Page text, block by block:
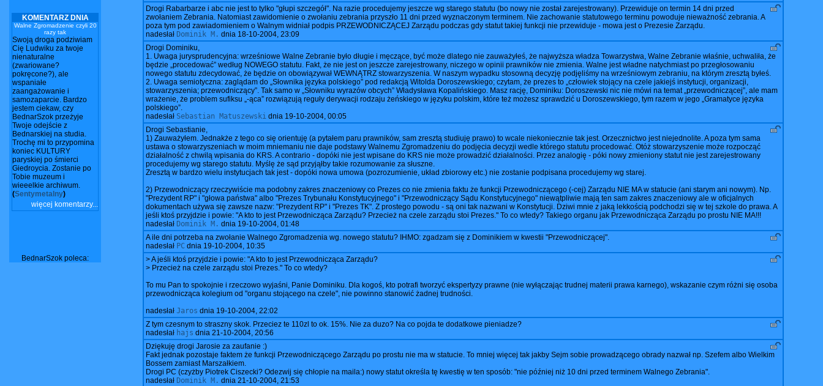
KOMENTARZ DNIA
Walne Zgromadzenie czyli 20
razy tak
Swoją droga podziwiam
Cię Ludwiku za twoje
nienaturalne
(zwariowane?
pokręcone?), ale
wspaniałe
zaangażowanie i
samozaparcie. Bardzo
jestem ciekaw, czy
BednarSzok przeżyje
Twoje odejście z
Bednarskiej na studia.
Trochę mi to przypomina
koniec KULTURY
paryskiej po śmierci
Giedroycia. Zostanie po
Tobie muzeum i
wieeelkie archiwum.
(Sentymetalny)
więcej komentarzy...
BednarSzok poleca:
Drogi Rabarbarze i abc nie jest to tylko "głupi szczegół". Na razie procedujemy jeszcze wg starego statutu (bo nowy nie został zarejestrowany). Przewiduje on termin 14 dni przed
zwołaniem Zebrania. Natomiast zawidomienie o zwołaniu zebrania przyszło 11 dni przed wyznaczonym terminem. Nie zachowanie statutowego terminu powoduje nieważność zebrania. A
poza tym pod zawiadomieniem o Walnym widniał podpis PRZEWODNICZĄCEJ Zarządu podczas gdy statut takiej funkcji nie przewiduje - mowa jest o Prezesie Zarządu.
nadesłał Dominik M. dnia 18-10-2004, 23:09
Drogi Dominiku,
1. Uwaga jurysprudencyjna: wrześniowe Walne Zebranie było długie i męczące, być może dlatego nie zauważyłeś, że najwyższa władza Towarzystwa, Walne Zebranie właśnie, uchwaliła, że
będzie „procedować” według NOWEGO statutu. Fakt, że nie jest on jeszcze zarejestrowany, niczego w opinii prawników nie zmienia. Walne jest władne natychmiast po przegłosowaniu
nowego statutu zdecydować, że będzie on obowiązywał WEWNĄTRZ stowarzyszenia. W naszym wypadku stosowną decyzję podjęliśmy na wrześniowym zebraniu, na którym zresztą byłeś.
2. Uwaga semiotyczna: zaglądam do „Słownika języka polskiego” pod redakcją Witolda Doroszewskiego; czytam, że prezes to „człowiek stojący na czele jakiejś instytucji, organizacji,
stowarzyszenia; przewodniczący”. Tak samo w „Słowniku wyrazów obcych” Władysława Kopalińskiego. Masz rację, Dominiku: Doroszewski nic nie mówi na temat „przewodniczącej”, ale mam
wrażenie, że problem sufiksu „-ąca” rozwiązują reguły derywacji rodzaju żeńskiego w języku polskim, które też możesz sprawdzić u Doroszewskiego, tym razem w jego „Gramatyce języka
polskiego”.
nadesłał Sebastian Matuszewskidnia 19-10-2004, 00:05
Drogi Sebastianie,
1) Zauważyłem. Jednakże z tego co się orientuję (a pytałem paru prawników, sam zresztą studiuję prawo) to wcale niekoniecznie tak jest. Orzecznictwo jest niejednolite. A poza tym sama
ustawa o stowarzyszeniach w moim mniemaniu nie daje podstawy Walnemu Zgromadzeniu do podjęcia decyzji wedle którego statutu procedować. Otóż stowarzyszenie może rozpocząć
działalność z chwilą wpisania do KRS. A contrario - dopóki nie jest wpisane do KRS nie może prowadzić działalności. Przez analogię - póki nowy zmieniony statut nie jest zarejestrowany
procedujemy wg starego statutu. Myślę że sąd przyjąłby takie rozumowanie za słuszne.
Zresztą w bardzo wielu instytucjach tak jest - dopóki nowa umowa (pozrozumienie, układ zbiorowy etc.) nie zostanie podpisana procedujemy wg starej.
2) Przewodniczący rzeczywiście ma podobny zakres znaczeniowy co Prezes co nie zmienia faktu że funkcji Przewodniczącego (-cej) Zarządu NIE MA w statucie (ani starym ani nowym). Np.
"Prezydent RP" i "głowa państwa" albo "Prezes Trybunału Konstytucyjnego" i "Przewodniczący Sądu Konstytucyjnego" niewątpliwie mają ten sam zakres znaczeniowy ale w oficjalnych
dokumentach używa się zawsze nazw: "Prezydent RP" i "Prezes TK". Z prostego powodu - są oni tak nazwani w Konstytucji. Dziwi mnie z jaką lekkością podchodzi się w tej szkole do prawa. A
jeśli ktoś przyjdzie i powie: "A kto to jest Przewodnicząca Zarządu? Przecież na czele zarządu stoi Prezes." To co wtedy? Takiego organu jak Przewodnicząca Zarządu po prostu NIE MA!!!
nadesłał Dominik M. dnia 19-10-2004, 01:48
A ile dni potrzeba na zwołanie Walnego Zgromadzenia wg. nowego statutu? IHMO: zgadzam się z Dominikiem w kwestii "Przewodniczącej".
nadesłał PCdnia 19-10-2004, 10:35
> A jeśli ktoś przyjdzie i powie: "A kto to jest Przewodnicząca Zarządu?
> Przecież na czele zarządu stoi Prezes." To co wtedy?
To mu Pan to spokojnie i rzeczowo wyjaśni, Panie Dominiku. Dla kogoś, kto potrafi tworzyć ekspertyzy prawne (nie wyłączając trudnej materii prawa karnego), wskazanie czym różni się osoba
przewodnicząca kolegium od "organu stojącego na czele", nie powinno stanowić żadnej trudności.
nadesłał Jaros dnia 19-10-2004, 22:02
Z tym czesnym to straszny skok. Przeciez te 110zl to ok. 15%. Nie za duzo? Na co pojda te dodatkowe pieniadze?
nadesłał hajs dnia 21-10-2004, 20:56
Dziękuję drogi Jarosie za zaufanie :)
Fakt jednak pozostaje faktem że funkcji Przewodniczącego Zarządu po prostu nie ma w statucie. To mniej więcej tak jakby Sejm sobie prowadzącego obrady nazwał np. Szefem albo Wielkim
Bossem zamiast Marszałkiem.
Drogi PC (czyżby Piotrek Ciszecki? Odezwij się chłopie na maila:) nowy statut określa tę kwestię w ten sposób: "nie później niż 10 dni przed terminem Walnego Zebrania".
nadesłał Dominik M. dnia 21-10-2004, 21:53